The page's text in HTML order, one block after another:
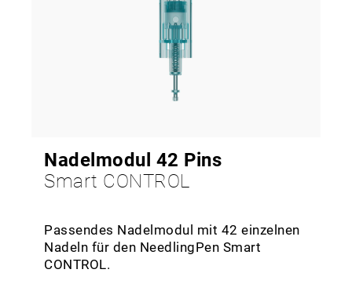
Nadelmodul 42 Pins
Smart CONTROL
Passendes Nadelmodul mit 42 einzelnen
Nadeln für den NeedlingPen Smart
CONTROL.